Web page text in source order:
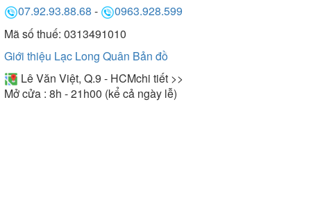
07.92.93.88.68 -
0963.928.599
Mã số thuế: 0313491010
Giới thiệu Lạc Long Quân Bản đồ
Lê Văn Việt, Q.9 - HCMchi tiết >>
Mở cửa : 8h - 21h00 (kể cả ngày lễ)